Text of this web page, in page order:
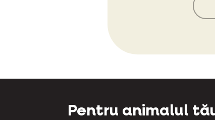
Pentru animalul